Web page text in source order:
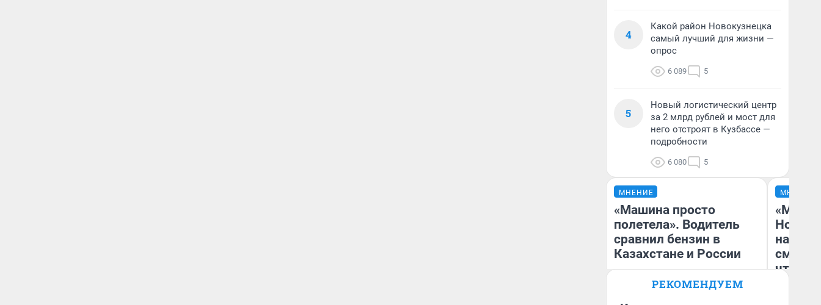
4
Какой район Новокузнецка
самый лучший для жизни —
опрос
6 089 5
5
Новый логистический центр
за 2 млрд рублей и мост для
него отстроят в Кузбассе —
подробности
6 080 5
МНЕНИЕ
«Машина просто
полетела». Водитель
сравнил бензин в
Казахстане и России
МНЕНИЕ
«Мы
чтобы
РЕКОМЕНДУЕМ